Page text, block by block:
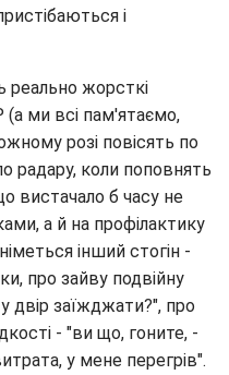
і
реально жорсткі
ми всі пам'ятаємо,
розі повісять по
радару, коли поповнять
вистачало б часу не
а й на профілактику
інший стогін -
про зайву подвійну
двір заїжджати?", про
- "ви що, гоните, -
у мене перегрів".